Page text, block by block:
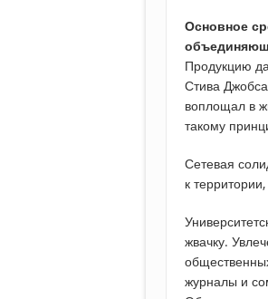
Основное
Продукцию
Стива
воплощал в
такому
Сетевая
к
жвачку.
журналы и